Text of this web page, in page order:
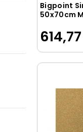
Bigpoint
50x70cm